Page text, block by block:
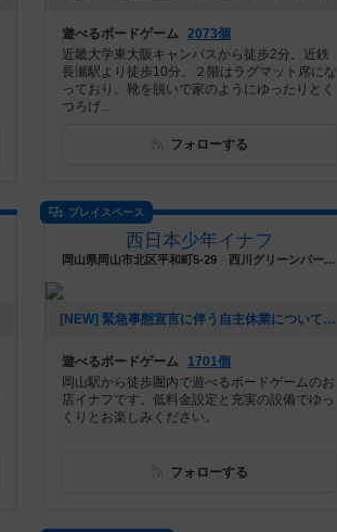
遊べるボードゲーム 2073個
近畿大学東大阪キャンパスから徒歩2分。近鉄
長瀬駅より徒歩10分。２階はラグマット席にな
っており、靴を脱いで家のようにゆったりとく
つろげ...
フォローする
プレイスペース
西日本少年イナフ
岡山県岡山市北区平和町5-29 西川グリーンパーク4F
[NEW] 緊急事態宣言に伴う自主休業について（2021年05月14日 14時23分）
遊べるボードゲーム
1701個
岡山駅から徒歩圏内で遊べるボードゲームのお
店イナフです。低料金設定と充実の設備でゆっ
くりとお楽しみください。
フォローする